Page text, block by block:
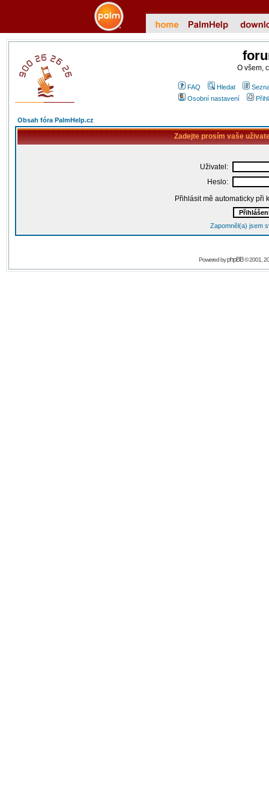
O všem,
FAQ Hledat
Osobní nastavení
Obsah fóra PalmHelp.cz
Zadejte prosím vaše
Uživatel:
Heslo:
Přihlásit mě automaticky při
Zapomněl(a) jsem
Powered byphpBB© 2001,